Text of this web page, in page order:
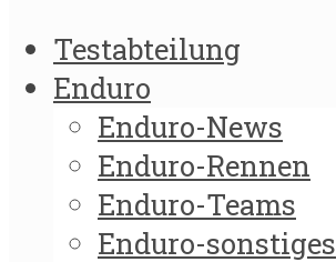
Testabteilung
Enduro
Enduro-News
Enduro-Rennen
Enduro-Teams
Enduro-sonstiges